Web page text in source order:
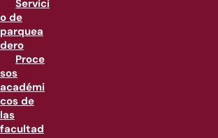
Servici
o de
parquea
dero
Proce
sos
académi
cos de
las
facultad